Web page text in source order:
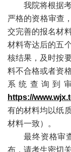
我院将根据
严格的资格审查
交完善的报名材
材料寄达后的五
核结果，及时按
料不合格或者资
系统查询到
https://
有的材料均以纸
材料一致）。
最终资格审
布，请考生密切